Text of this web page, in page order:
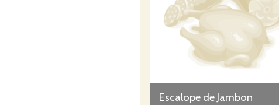
Escalope de Jambon